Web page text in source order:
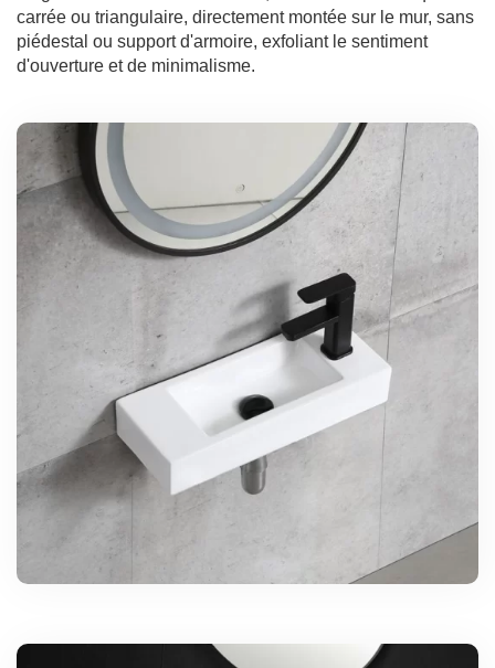
carrée ou triangulaire, directement montée sur le mur, sans
piédestal ou support d'armoire, exfoliant le sentiment
d'ouverture et de minimalisme.